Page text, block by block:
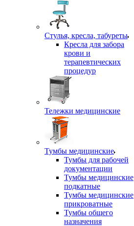
Стулья, кресла, табуреты
Кресла для забора
крови и
терапевтических
процедур
Тележки медицинские
Тумбы медицинские
Тумбы для рабочей
документации
Тумбы медицинские
подкатные
Тумбы медицинские
прикроватные
Тумбы общего
назначения